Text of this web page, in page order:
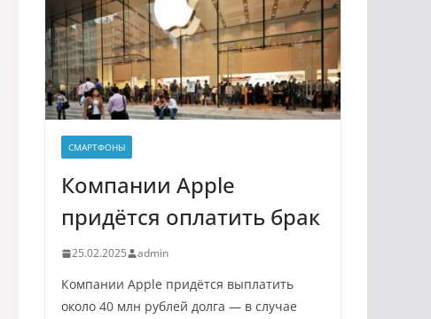
СМАРТФОНЫ
Компании Apple
придётся оплатить брак
25.02.2025 admin
Компании Apple придётся выплатить
около 40 млн рублей долга — в случае